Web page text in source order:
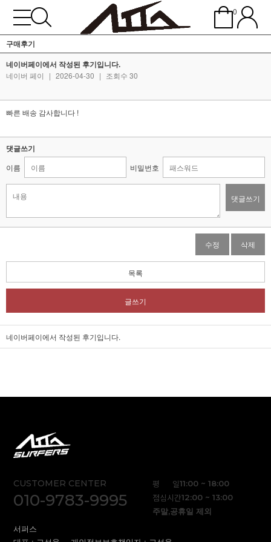
0
구매후기
네이버페이에서 작성된 후기입니다.
네이버 페이 | 2026-04-30 | 조회수 30
빠른 배송 감사합니다 !
댓글쓰기
이름 비밀번호
댓글쓰기
수정 삭제
목록
글쓰기
네이버페이에서 작성된 후기입니다.
CUSTOMER CENTER
010-9783-9995
평 일11:00 ~ 18:00
점심시간12:00 ~ 13:00
주말,공휴일 제외
서퍼스